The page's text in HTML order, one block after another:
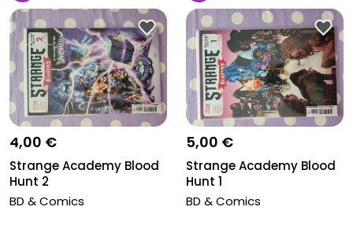
4,00 €
Strange Academy Blood
Hunt 2
BD & Comics
5,00 €
Strange Academy Blood
Hunt 1
BD & Comics